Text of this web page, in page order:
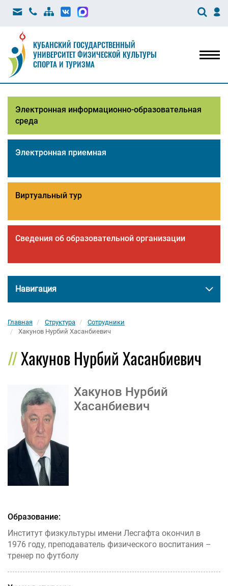
КУБАНСКИЙ ГОСУДАРСТВЕННЫЙ
УНИВЕРСИТЕТ ФИЗИЧЕСКОЙ КУЛЬТУРЫ
СПОРТА И ТУРИЗМА
Электронная информационно-образовательная
среда
Электронная приемная
Виртуальный тур
Сведения об образовательной организации
Навигация
Главная Структура
Сотрудники
Хакунов Нурбий Хасанбиевич
Хакунов Нурбий Хасанбиевич
Хакунов Нурбий
Хасанбиевич
Образование:
Институт физкультуры имени Лесгафта окончил в
1976 году, преподаватель физического воспитания –
тренер по футболу